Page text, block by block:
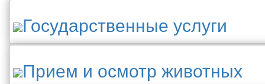
Государственные услуги
Прием и осмотр животных